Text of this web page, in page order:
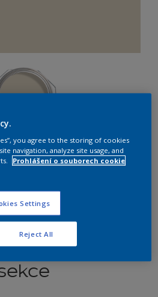
v tomto odstínu
barevné
you agree to the storing of cookies
navigation, analyze site usage, and
Prohlášení o souborech cookie
Settings
Reject All